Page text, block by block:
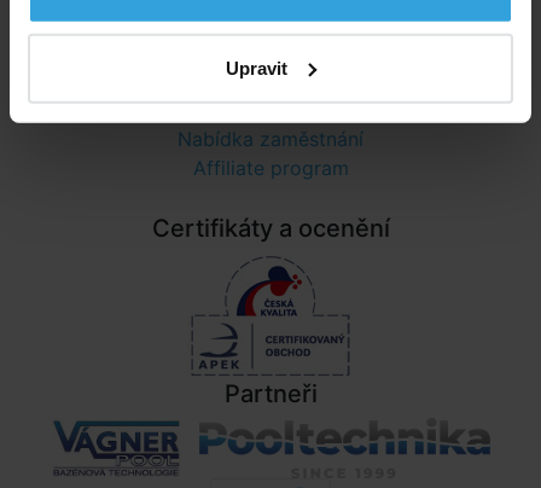
Upravit
Informace
Nastavení cookies
Poradna
Nabídka zaměstnání
Affiliate program
Certifikáty a ocenění
Partneři